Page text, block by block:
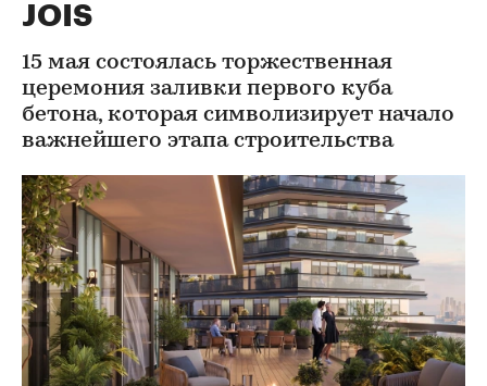
JOIS
15 мая состоялась торжественная
церемония заливки первого куба
бетона, которая символизирует начало
важнейшего этапа строительства